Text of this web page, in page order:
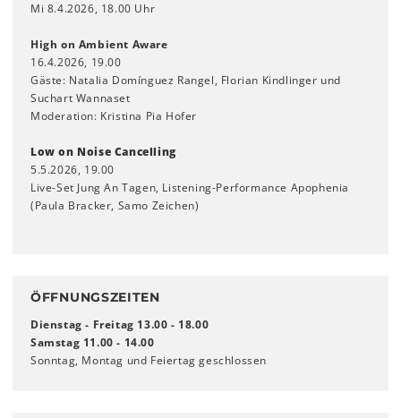
Mi 8.4.2026, 18.00 Uhr
High on Ambient Aware
16.4.2026, 19.00
Gäste: Natalia Domínguez Rangel, Florian Kindlinger und
Suchart Wannaset
Moderation: Kristina Pia Hofer
Low on Noise Cancelling
5.5.2026, 19.00
Live-Set Jung An Tagen, Listening-Performance Apophenia
(Paula Bracker, Samo Zeichen)
ÖFFNUNGSZEITEN
Dienstag - Freitag 13.00 - 18.00
Samstag 11.00 - 14.00
Sonntag, Montag und Feiertag geschlossen